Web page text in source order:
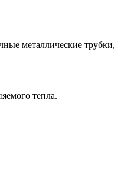
металлические трубки,
тепла.